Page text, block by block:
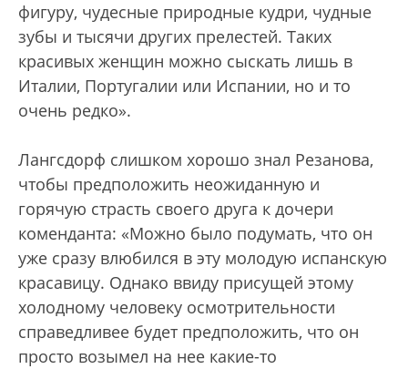
фигуру, чудесные природные кудри, чудные
зубы и тысячи других прелестей. Таких
красивых женщин можно сыскать лишь в
Италии, Португалии или Испании, но и то
очень редко».
Лангсдорф слишком хорошо знал Резанова,
чтобы предположить неожиданную и
горячую страсть своего друга к дочери
коменданта: «Можно было подумать, что он
уже сразу влюбился в эту молодую испанскую
красавицу. Однако ввиду присущей этому
холодному человеку осмотрительности
справедливее будет предположить, что он
просто возымел на нее какие-то